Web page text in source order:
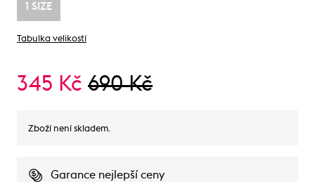
1 SIZE
Tabulka velikostí
345 Kč 690 Kč
Zboží není skladem.
Garance nejlepší ceny